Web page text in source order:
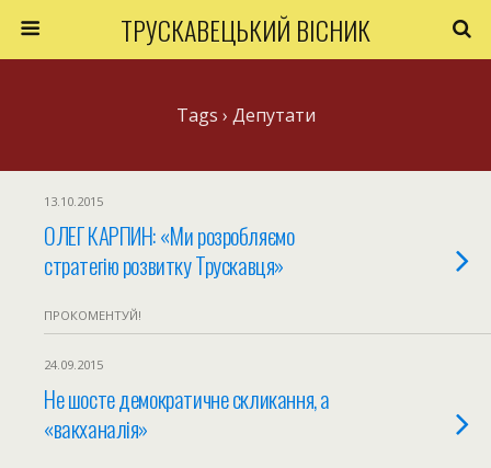
ТРУСКАВЕЦЬКИЙ ВІСНИК
Tags › Депутати
13.10.2015
ОЛЕГ КАРПИН: «Ми розробляємо
стратегію розвитку Трускавця»
ПРОКОМЕНТУЙ!
24.09.2015
Не шосте демократичне скликання, а
«вакханалія»